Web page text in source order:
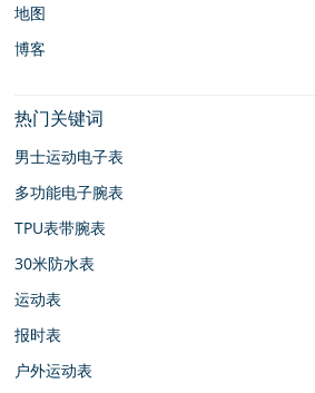
地图
博客
热门关键词
男士运动电子表
多功能电子腕表
TPU表带腕表
30米防水表
运动表
报时表
户外运动表